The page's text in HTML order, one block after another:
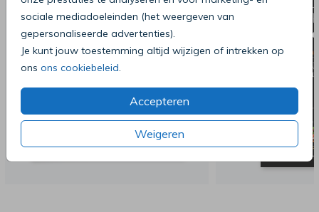
sociale mediadoeleinden (het weergeven van
gepersonaliseerde advertenties).
Je kunt jouw toestemming altijd wijzigen of intrekken op
ons ons cookiebeleid
Accepteren
Weigeren